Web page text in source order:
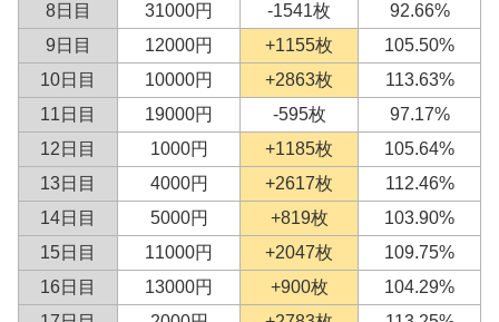
8日目
31000円 -1541枚
92.66%
9日目
12000円 +1155枚
105.50%
10日目
10000円 +2863枚
113.63%
11日目
19000円 -595枚
97.17%
12日目
1000円 +1185枚
105.64%
13日目
4000円 +2617枚
112.46%
14日目
5000円 +819枚
103.90%
15日目
11000円 +2047枚
109.75%
16日目
13000円 +900枚
104.29%